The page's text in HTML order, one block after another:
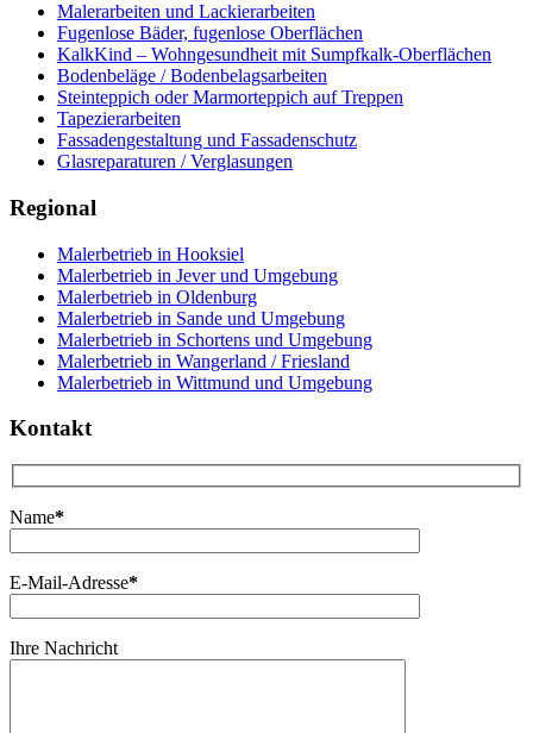
Malerarbeiten und Lackierarbeiten
Fugenlose Bäder, fugenlose Oberflächen
KalkKind – Wohngesundheit mit Sumpfkalk-Oberflächen
Bodenbeläge / Bodenbelagsarbeiten
Steinteppich oder Marmorteppich auf Treppen
Tapezierarbeiten
Fassadengestaltung und Fassadenschutz
Glasreparaturen / Verglasungen
Regional
Malerbetrieb in Hooksiel
Malerbetrieb in Jever und Umgebung
Malerbetrieb in Oldenburg
Malerbetrieb in Sande und Umgebung
Malerbetrieb in Schortens und Umgebung
Malerbetrieb in Wangerland / Friesland
Malerbetrieb in Wittmund und Umgebung
Kontakt
Name*
E-Mail-Adresse*
Ihre Nachricht